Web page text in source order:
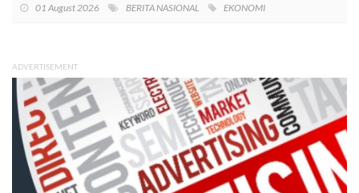
01 August 2026 BERITA NASIONAL EKONOMI
ADVERTISEMENT